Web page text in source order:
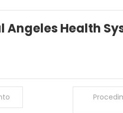
Angeles Health